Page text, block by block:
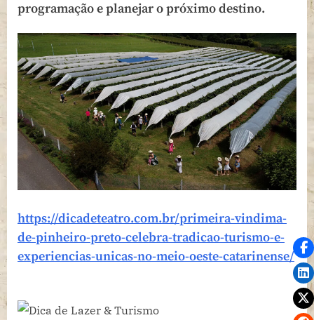
programação e planejar o próximo destino.
https://dicadeteatro.com.br/primeira-vindima-
de-pinheiro-preto-celebra-tradicao-turismo-e-
experiencias-unicas-no-meio-oeste-catarinense/